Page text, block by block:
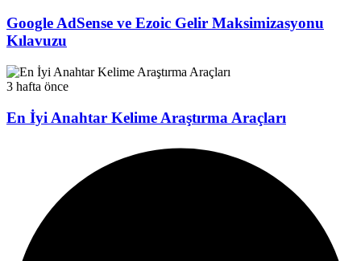
Google AdSense ve Ezoic Gelir Maksimizasyonu
Kılavuzu
3 hafta önce
En İyi Anahtar Kelime Araştırma Araçları